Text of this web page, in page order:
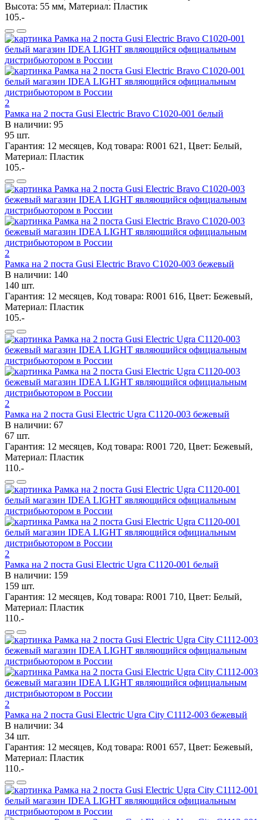
Высота: 55 мм, Материал: Пластик
105.-
2
Рамка на 2 поста Gusi Electric Bravo С1020-001 белый
В наличии: 95
95 шт.
Гарантия: 12 месяцев, Код товара: R001 621, Цвет: Белый,
Материал: Пластик
105.-
2
Рамка на 2 поста Gusi Electric Bravo С1020-003 бежевый
В наличии: 140
140 шт.
Гарантия: 12 месяцев, Код товара: R001 616, Цвет: Бежевый,
Материал: Пластик
105.-
2
Рамка на 2 поста Gusi Electric Ugra С1120-003 бежевый
В наличии: 67
67 шт.
Гарантия: 12 месяцев, Код товара: R001 720, Цвет: Бежевый,
Материал: Пластик
110.-
2
Рамка на 2 поста Gusi Electric Ugra С1120-001 белый
В наличии: 159
159 шт.
Гарантия: 12 месяцев, Код товара: R001 710, Цвет: Белый,
Материал: Пластик
110.-
2
Рамка на 2 поста Gusi Electric Ugra City С1112-003 бежевый
В наличии: 34
34 шт.
Гарантия: 12 месяцев, Код товара: R001 657, Цвет: Бежевый,
Материал: Пластик
110.-